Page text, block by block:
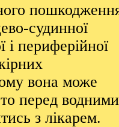
судинної
і периферійної
вона може
перед водними
з лікарем.